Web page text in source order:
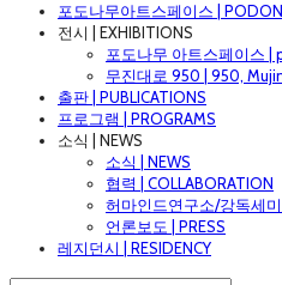
포도나무아트스페이스 |
전시 | EXHIBITIONS
포도나무 아트스페이스 |
무진대로 950 | 950,
출판 | PUBLICATIONS
프로그램 | PROGRAMS
소식 | NEWS
소식 | NEWS
협력 | COLLABORATION
허마인드연구소/강독세
언론보도 | PRESS
레지던시 | RESIDENCY